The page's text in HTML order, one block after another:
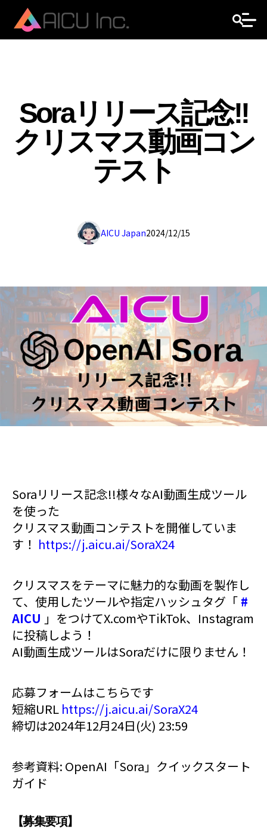
Soraリリース記念!!
クリスマス動画コン
テスト
2024/12/15
AICU Japan
Soraリリース記念!!様々なAI動画生成ツール
を使った
クリスマス動画コンテストを開催していま
す！ https://j.aicu.ai/SoraX24
クリスマスをテーマに魅力的な動画を製作し
て、使用したツールや指定ハッシュタグ「 #
AICU 」をつけてX.comやTikTok、Instagram
に投稿しよう！
AI動画生成ツールはSoraだけに限りません！
応募フォームはこちらです
短縮URL https://j.aicu.ai/SoraX24
締切は2024年12月24日(火) 23:59
参考資料: OpenAI「Sora」クイックスタート
ガイド
【募集要項】